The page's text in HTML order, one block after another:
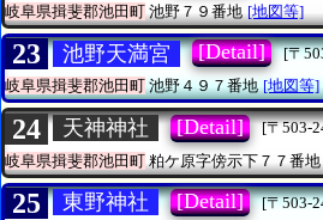
岐阜県揖斐郡池田町 池野７９番地 [地図等]
23 池野天満宮 [Detail]
[〒
岐阜県揖斐郡池田町池野４９７番地 [地図等]
24 天神神社 [Detail]
[〒503-
岐阜県揖斐郡池田町 粕ケ原字傍示下７７番地
25 東野神社 [Detail]
[〒503-